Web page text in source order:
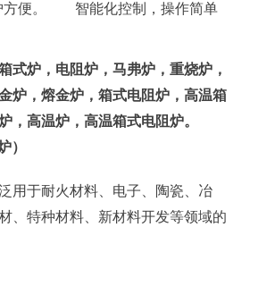
便。
智能化控制，操作简单
式炉，电阻炉，马弗炉，重烧炉，
炉，熔金炉，箱式电阻炉，高温箱
，高温炉，高温箱式电阻炉。
）
用于耐火材料、电子、陶瓷、冶
、特种材料、新材料开发等领域的